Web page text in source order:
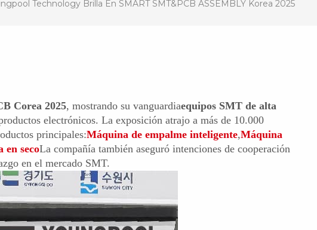
Technology Brilla En SMART SMT&PCB ASSEMBLY Korea 2025
Corea 2025, mostrando su vanguardiaequipos SMT de alta
electrónicos. La exposición atrajo a más de 10.000
principales:Máquina de empalme inteligente,Máquina
en secoLa compañía también aseguró intenciones de cooperación
en el mercado SMT.